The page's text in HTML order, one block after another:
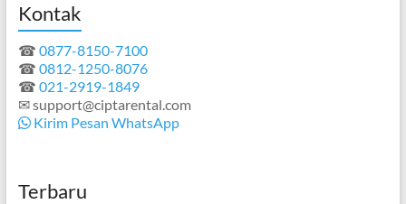
Kontak
☎ 0877-8150-7100
☎ 0812-1250-8076
☎ 021-2919-1849
✉ support@ciptarental.com
Kirim Pesan WhatsApp
Terbaru